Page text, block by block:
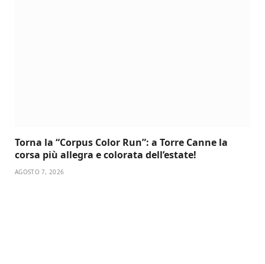
Torna la “Corpus Color Run”: a Torre Canne la
corsa più allegra e colorata dell’estate!
AGOSTO 7, 2026